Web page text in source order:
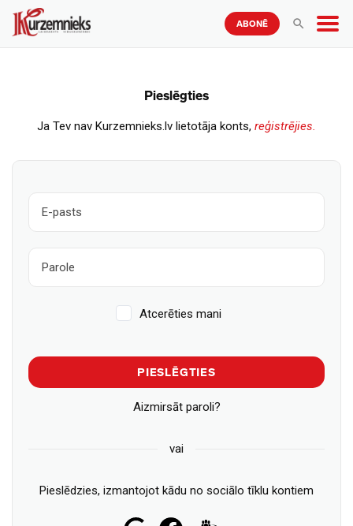
ABONĒ
Pieslēgties
Ja Tev nav Kurzemnieks.lv lietotāja konts, reģistrējies.
Atcerēties mani
PIESLĒGTIES
Aizmirsāt paroli?
vai
Pieslēdzies, izmantojot kādu no sociālo tīklu kontiem